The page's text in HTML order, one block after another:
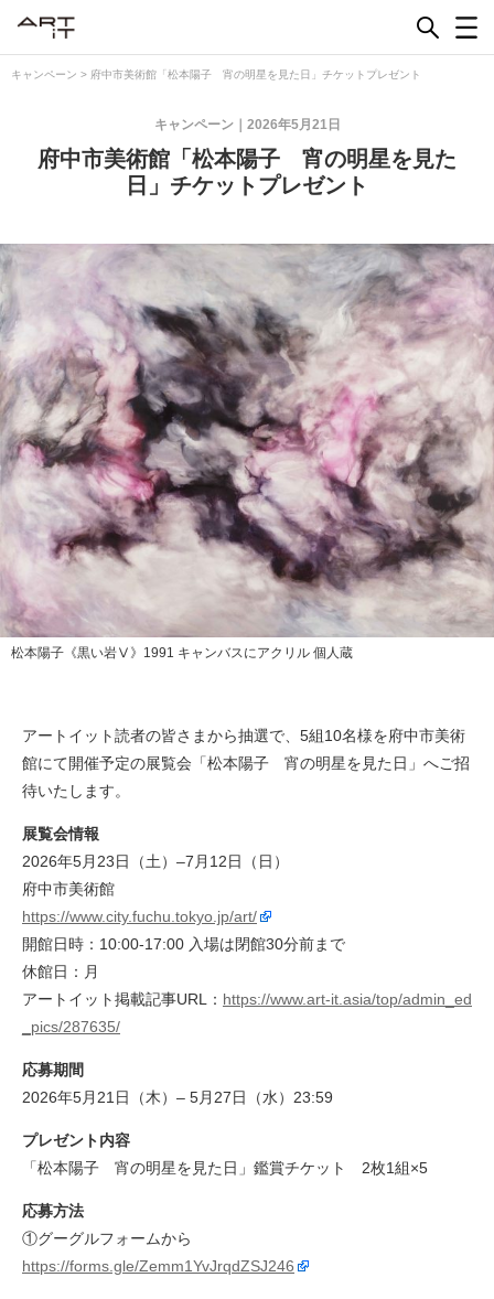
キャンペーン > 府中市美術館「松本陽子 宵の明星を見た日」チケットプレゼント
2026年5月21日
キャンペーン
府中市美術館「松本陽子 宵の明星を見た
日」チケットプレゼント
松本陽子《黒い岩Ⅴ》1991 キャンバスにアクリル 個人蔵
アートイット読者の皆さまから抽選で、5組10名様を府中市美術
館にて開催予定の展覧会「松本陽子 宵の明星を見た日」へご招
待いたします。
展覧会情報
2026年5月23日（土）–7月12日（日）
府中市美術館
https://www.city.fuchu.tokyo.jp/art/
開館日時：10:00-17:00 入場は閉館30分前まで
休館日：月
アートイット掲載記事URL： https://www.art-it.asia/top/admin_ed
_pics/287635/
応募期間
2026年5月21日（木）– 5月27日（水）23:59
プレゼント内容
「松本陽子 宵の明星を見た日」鑑賞チケット 2枚1組×5
応募方法
①グーグルフォームから
https://forms.gle/Zemm1YvJrqdZSJ246